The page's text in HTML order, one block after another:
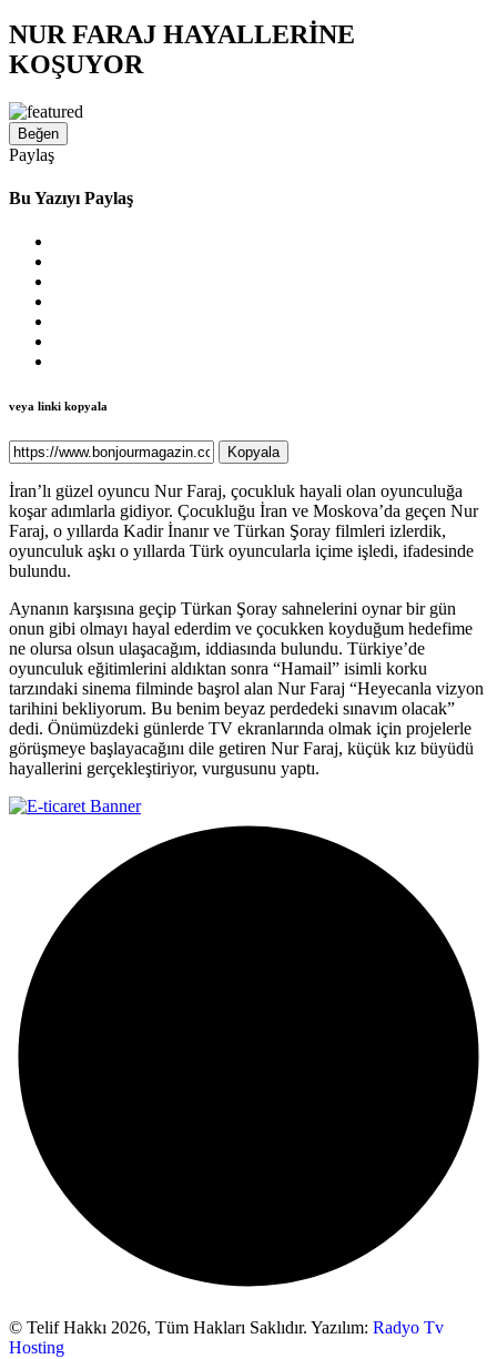
NUR FARAJ HAYALLERİNE
KOŞUYOR
Beğen
Paylaş
Bu Yazıyı Paylaş
veya linki kopyala
Kopyala
İran’lı güzel oyuncu Nur Faraj, çocukluk hayali olan oyunculuğa
koşar adımlarla gidiyor. Çocukluğu İran ve Moskova’da geçen Nur
Faraj, o yıllarda Kadir İnanır ve Türkan Şoray filmleri izlerdik,
oyunculuk aşkı o yıllarda Türk oyuncularla içime işledi, ifadesinde
bulundu.
Aynanın karşısına geçip Türkan Şoray sahnelerini oynar bir gün
onun gibi olmayı hayal ederdim ve çocukken koyduğum hedefime
ne olursa olsun ulaşacağım, iddiasında bulundu. Türkiye’de
oyunculuk eğitimlerini aldıktan sonra “Hamail” isimli korku
tarzındaki sinema filminde başrol alan Nur Faraj “Heyecanla vizyon
tarihini bekliyorum. Bu benim beyaz perdedeki sınavım olacak”
dedi. Önümüzdeki günlerde TV ekranlarında olmak için projelerle
görüşmeye başlayacağını dile getiren Nur Faraj, küçük kız büyüdü
hayallerini gerçekleştiriyor, vurgusunu yaptı.
© Telif Hakkı 2026, Tüm Hakları Saklıdır. Yazılım: Radyo Tv
Hosting